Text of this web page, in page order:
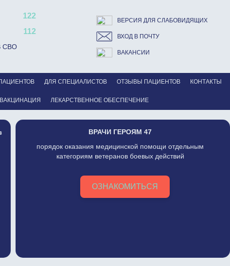
ДЛЯ СПЕЦИАЛИСТОВ ОТЗЫВЫ ПАЦИЕНТОВ КОНТАКТЫ
ВАКЦИНАЦИЯ ЛЕКАРСТВЕННОЕ ОБЕСПЕЧЕНИЕ
122
112
СВО
ВЕРСИЯ ДЛЯ СЛАБОВИДЯЩИХ
ВХОД В ПОЧТУ
ВАКАНСИИ
ВРАЧИ ГЕРОЯМ 47
порядок оказания медицинской помощи отдельным
категориям ветеранов боевых действий
ОЗНАКОМИТЬСЯ